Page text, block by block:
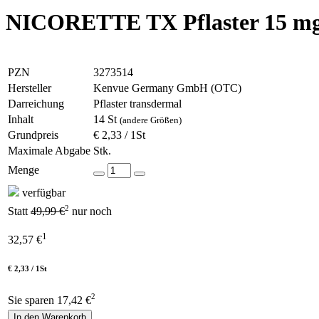
NICORETTE TX Pflaster 15
PZN
3273514
Hersteller
Kenvue Germany GmbH (OTC)
Darreichung
Pflaster transdermal
Inhalt
14 St (andere Größen)
Grundpreis
€ 2,33 / 1St
Maximale Abgabe Stk.
Menge
verfügbar
Statt 49,99 €2 nur noch
32,57 €1
€ 2,33 / 1St
Sie sparen 17,42 €2